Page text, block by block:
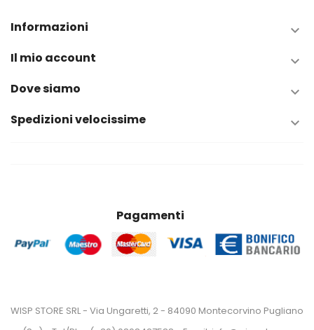
Informazioni 
Il mio account 
Dove siamo 
Spedizioni velocissime 
Pagamenti
WISP STORE SRL - Via Ungaretti, 2 - 84090 Montecorvino Pugliano